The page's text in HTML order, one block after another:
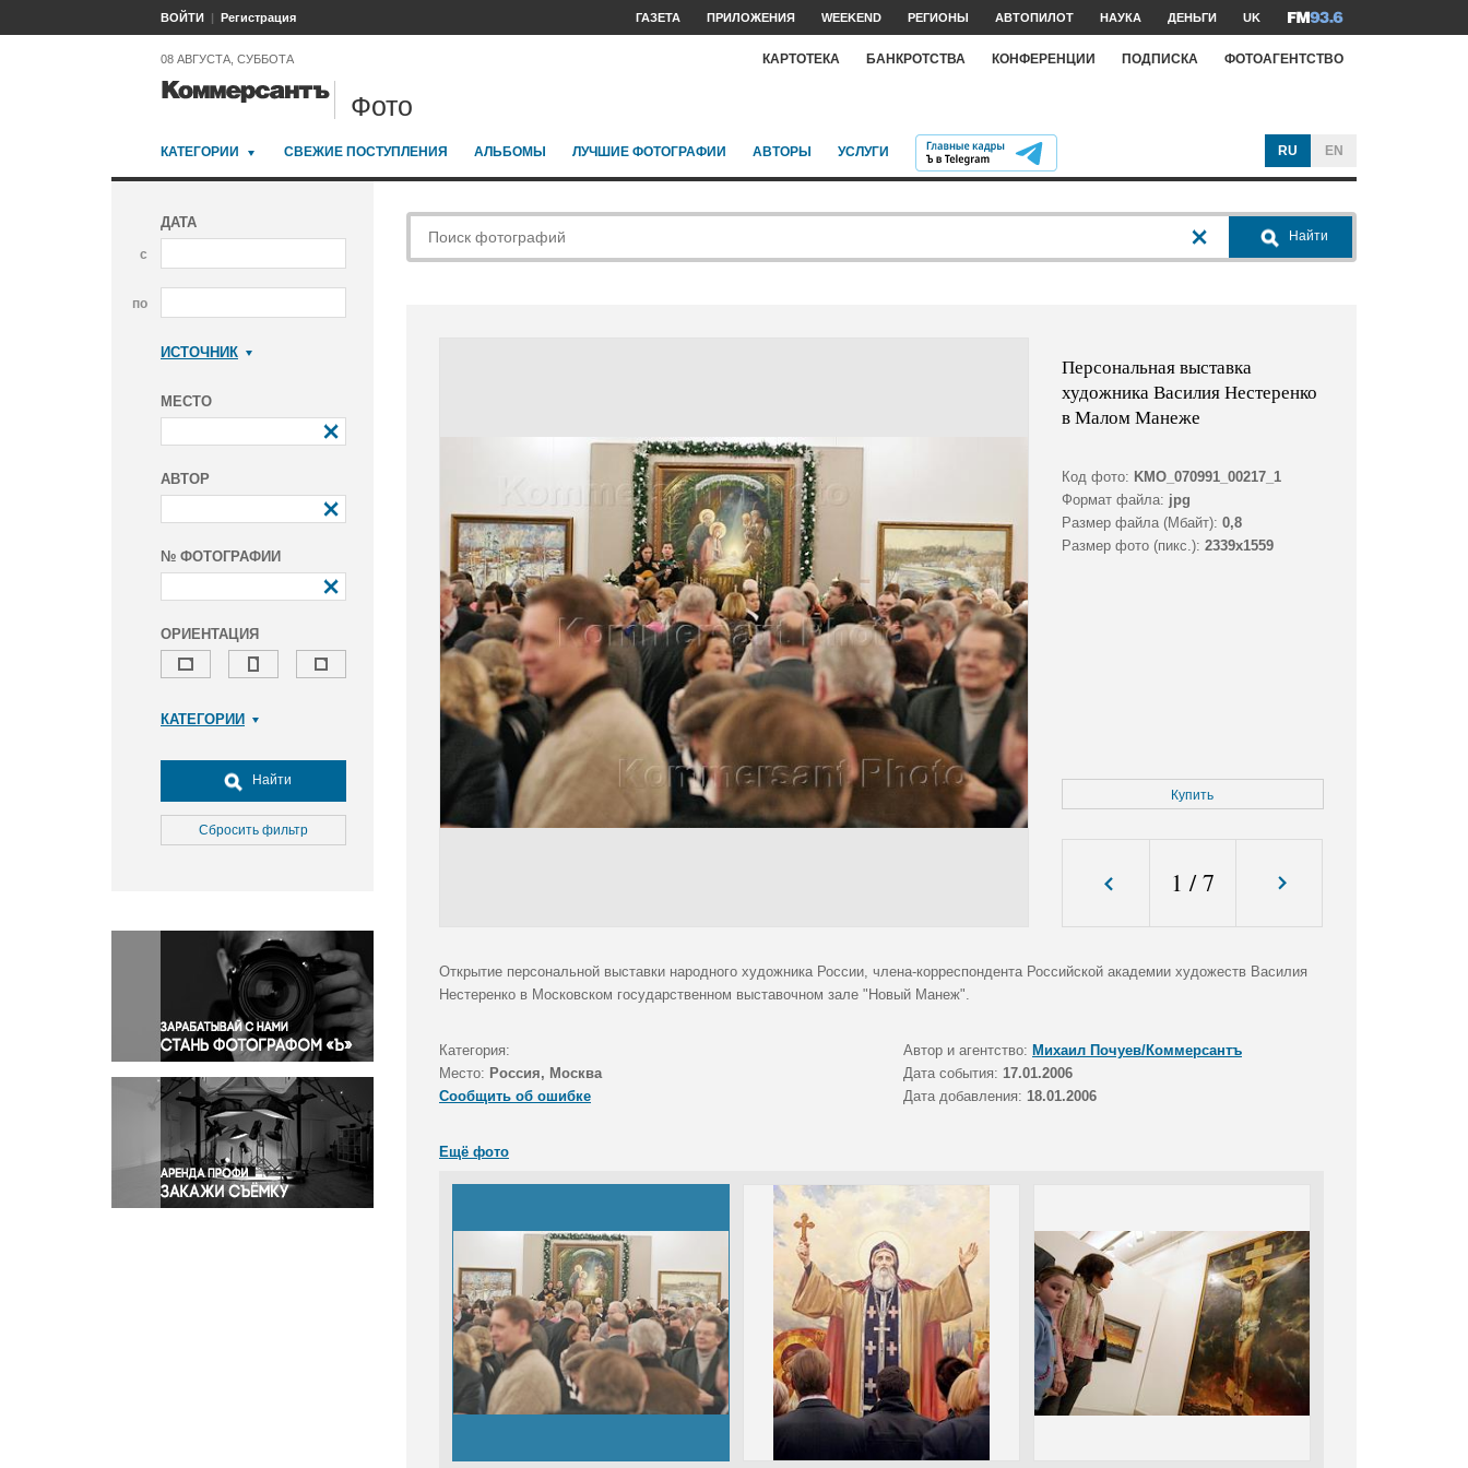
ВОЙТИ Регистрация ГАЗЕТА ПРИЛОЖЕНИЯ WEEKEND РЕГИОНЫ АВТОПИЛОТ НАУКА ДЕНЬГИ UK
08 АВГУСТА, СУББОТА КАРТОТЕКА БАНКРОТСТВА КОНФЕРЕНЦИИ ПОДПИСКА ФОТОАГЕНТСТВО
Фото
КАТЕГОРИИ СВЕЖИЕ ПОСТУПЛЕНИЯ АЛЬБОМЫ ЛУЧШИЕ ФОТОГРАФИИ АВТОРЫ УСЛУГИ RU EN
ДАТА
с
по
ИСТОЧНИК
МЕСТО
АВТОР
№ ФОТОГРАФИИ
ОРИЕНТАЦИЯ
КАТЕГОРИИ
Досуг, туризм и отдых
Культура
Медицина
Окружающая среда
Политика
Правосудие
Происшествия и конфликты
Религия
Светская жизнь
Спорт
Экология
Экономика и бизнес
Найти
Сбросить фильтр
Найти
Персональная выставка
художника Василия Нестеренко
в Малом Манеже
Код фото: KMO_070991_00217_1
Формат файла: jpg
Размер файла (Мбайт): 0,8
Размер фото (пикс.): 2339x1559
Купить
1 /7
Открытие персональной выставки народного художника России, члена-корреспондента Российской академии художеств Василия
Нестеренко в Московском государственном выставочном зале "Новый Манеж".
Категория: Автор и агентство: Михаил Почуев/Коммерсантъ
Место: Россия, Москва Дата события: 17.01.2006
Сообщить об ошибке
Дата добавления: 18.01.2006
Ещё фото